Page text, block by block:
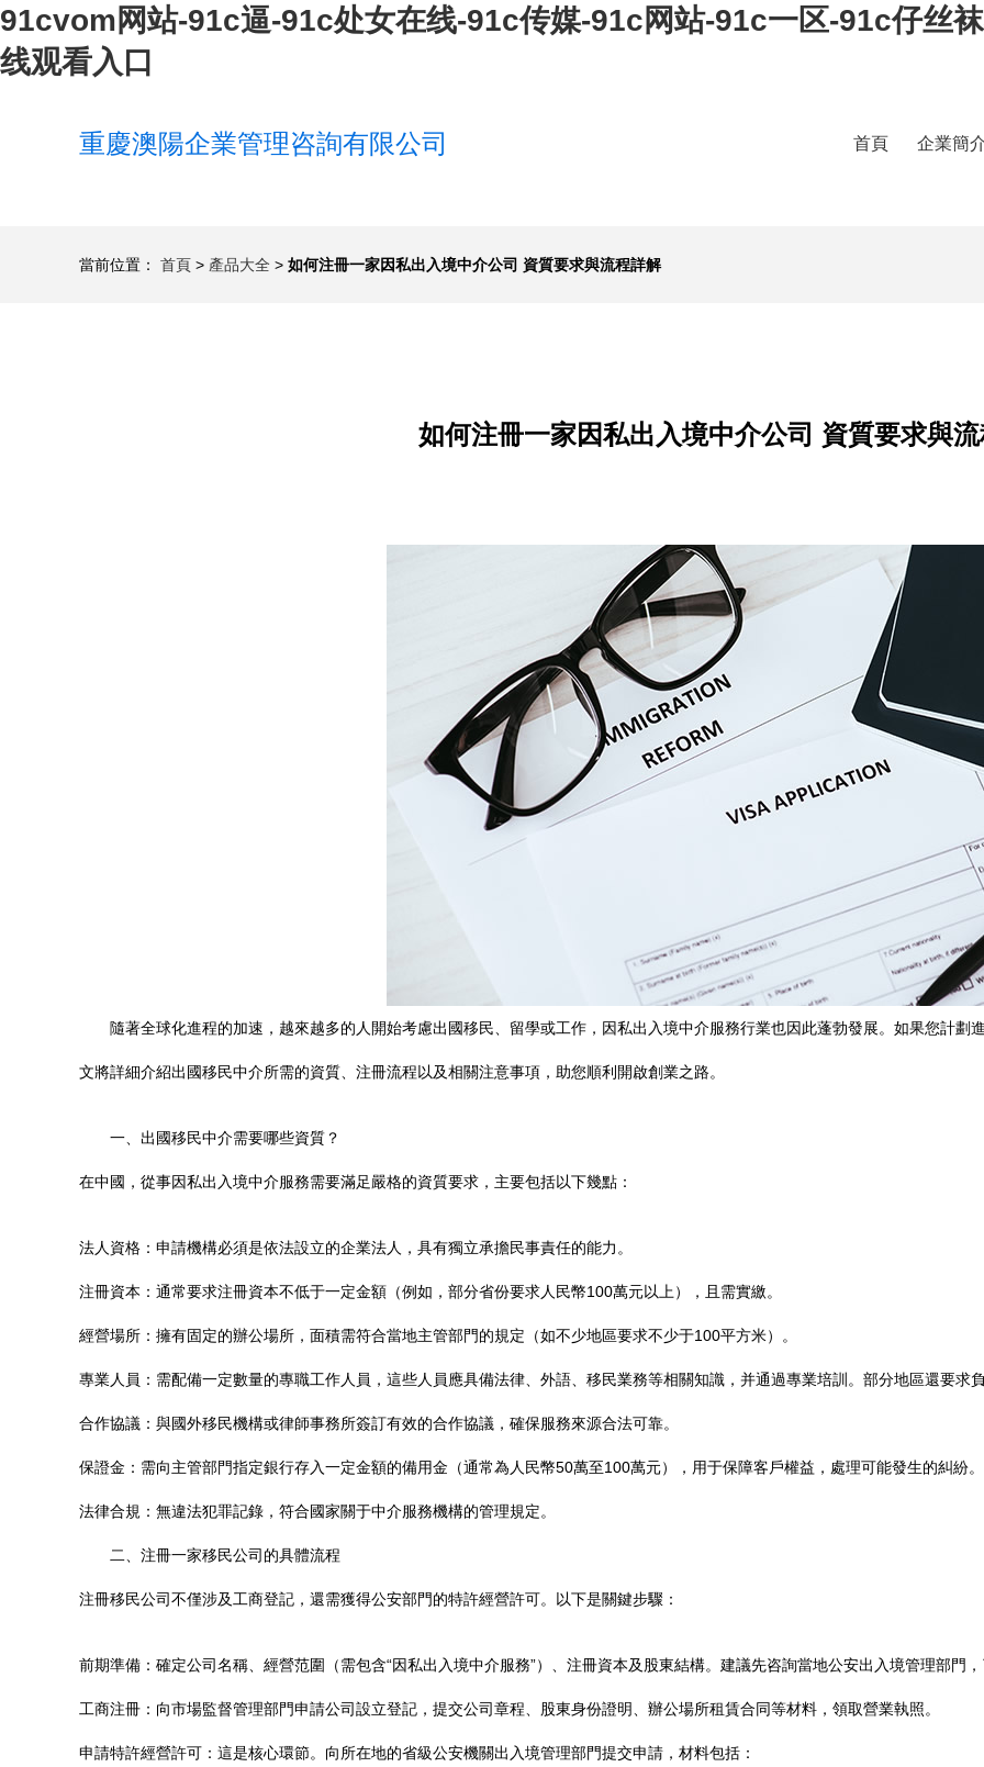
91cvom网站-91c逼-91c处女在线-91c传媒-91c网站-91c一区-91c仔丝
线观看入口
重慶澳陽企業管理咨詢有限公司 首頁 企業簡
當前位置： 首頁 > 產品大全 > 如何注冊一家因私出入境中介公司 資質要求與流程詳解
如何注冊一家因私出入境中介公司 資質要求與
隨著全球化進程的加速，越來越多的人開始考慮出國移民、留學或工作，因私出入境中介服務行業也因此蓬勃發展。如果您計劃
文將詳細介紹出國移民中介所需的資質、注冊流程以及相關注意事項，助您順利開啟創業之路。
一、出國移民中介需要哪些資質？
在中國，從事因私出入境中介服務需要滿足嚴格的資質要求，主要包括以下幾點：
法人資格：申請機構必須是依法設立的企業法人，具有獨立承擔民事責任的能力。
注冊資本：通常要求注冊資本不低于一定金額（例如，部分省份要求人民幣100萬元以上），且需實繳。
經營場所：擁有固定的辦公場所，面積需符合當地主管部門的規定（如不少地區要求不少于100平方米）。
專業人員：需配備一定數量的專職工作人員，這些人員應具備法律、外語、移民業務等相關知識，并通過專業培訓。部分地區還要求
合作協議：與國外移民機構或律師事務所簽訂有效的合作協議，確保服務來源合法可靠。
保證金：需向主管部門指定銀行存入一定金額的備用金（通常為人民幣50萬至100萬元），用于保障客戶權益，處理可能發生的糾紛。
法律合規：無違法犯罪記錄，符合國家關于中介服務機構的管理規定。
二、注冊一家移民公司的具體流程
注冊移民公司不僅涉及工商登記，還需獲得公安部門的特許經營許可。以下是關鍵步驟：
前期準備：確定公司名稱、經營范圍（需包含“因私出入境中介服務”）、注冊資本及股東結構。建議先咨詢當地公安出入境管理部門，
工商注冊：向市場監督管理部門申請公司設立登記，提交公司章程、股東身份證明、辦公場所租賃合同等材料，領取營業執照。
申請特許經營許可：這是核心環節。向所在地的省級公安機關出入境管理部門提交申請，材料包括：